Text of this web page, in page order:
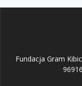
Fundacja Gram